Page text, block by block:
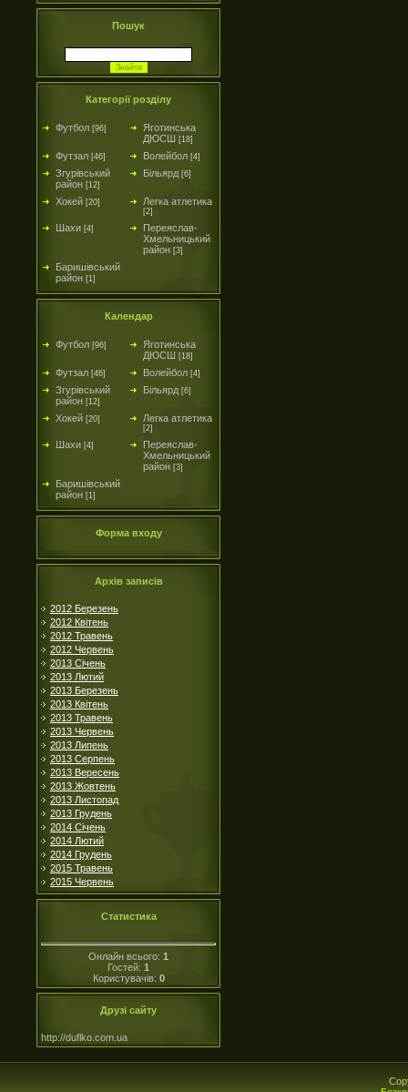
Пошук
Категорії розділу
Футбол [96]
Яготинська
ДЮСШ [18]
Футзал [46] Волейбол [4]
Згурівський
район [12]
Більярд [6]
Хокей [20] Легка атлетика
[2]
Шахи [4]
Переяслав-
Хмельницький
район [3]
Баришівський
район [1]
Календар
Футбол [96]
Яготинська
ДЮСШ [18]
Футзал [46] Волейбол [4]
Згурівський
район [12]
Більярд [6]
Хокей [20] Легка атлетика
[2]
Шахи [4]
Переяслав-
Хмельницький
район [3]
Баришівський
район [1]
Форма входу
Архів записів
2012 Березень
2012 Квітень
2012 Травень
2012 Червень
2013 Січень
2013 Лютий
2013 Березень
2013 Квітень
2013 Травень
2013 Червень
2013 Липень
2013 Серпень
2013 Вересень
2013 Жовтень
2013 Листопад
2013 Грудень
2014 Січень
2014 Лютий
2014 Грудень
2015 Травень
2015 Червень
Статистика
Онлайн всього: 1
Гостей: 1
Користувачів: 0
Друзі сайту
http://duflko.com.ua